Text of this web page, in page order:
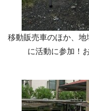
移動販売車のほか、
に活動に参加！